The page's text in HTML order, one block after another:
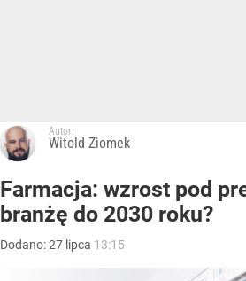
Autor:
Witold Ziomek
Farmacja: wzrost pod
branżę do 2030 roku?
Dodano:27 lipca 13:15